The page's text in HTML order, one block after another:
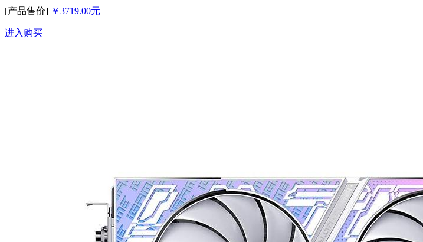
[产品售价] ￥3719.00元
进入购买